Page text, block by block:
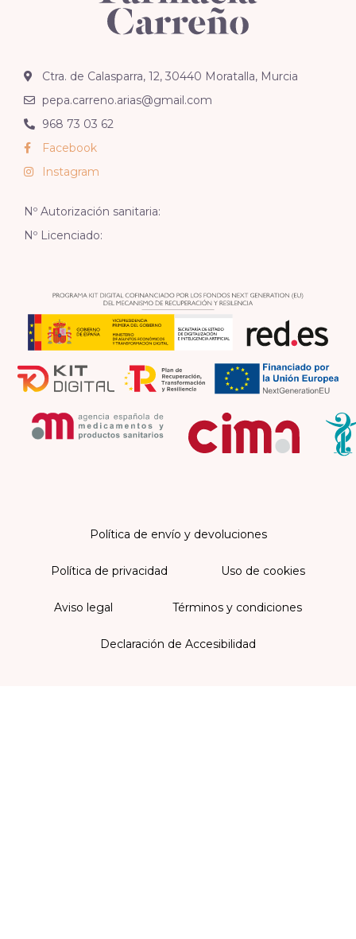
Ctra. de Calasparra, 12, 30440 Moratalla, Murcia
pepa.carreno.arias@gmail.com
968 73 03 62
Facebook
Instagram
Nº Autorización sanitaria:
Nº Licenciado:
Política de envío y devoluciones
Política de privacidad Uso de cookies
Aviso legal Términos y condiciones
Declaración de Accesibilidad